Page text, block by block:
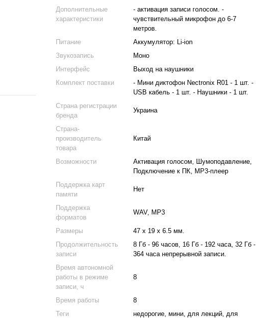
Дополнительные
характеристики
- активация записи голосом. -
чувствительный микрофон до 6-7
метров.
Питание
Аккумулятор: Li-ion
Звукозапись
Моно
Интерфейс
Выход на наушники
Комплект поставки
- Мини диктофон Nectronix R01 - 1 шт. -
USB кабель - 1 шт. - Наушники - 1 шт.
Страна регистрации
бренда
Украина
Страна-
производитель
товара
Китай
Возможности
Активация голосом, Шумоподавление,
Подключение к ПК, MP3-плеер
Поддержка карт
памяти
Нет
Поддержка
форматов
WAV, MP3
Размеры
47 x 19 x 6.5 мм.
Продолжительность
записи
8 Гб - 96 часов, 16 Гб - 192 часа, 32 Гб -
364 часа непрерывной записи.
Время автономной
работы в режиме
записи, ч
8
Время работы
8
Теги
недорогие, мини, для лекций, для